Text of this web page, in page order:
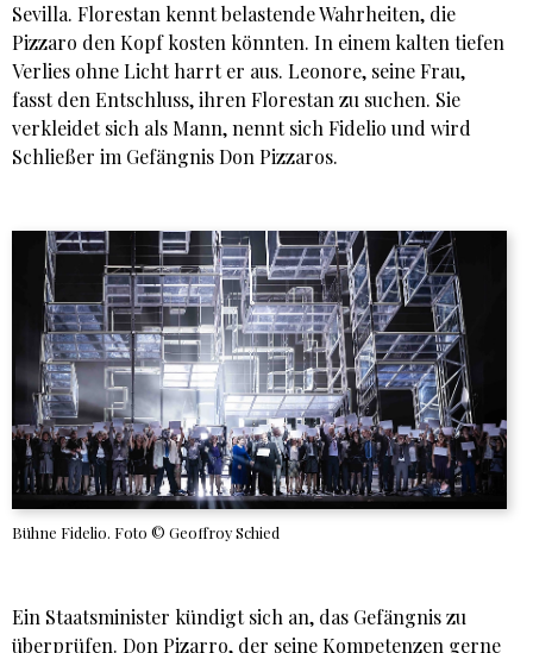
Sevilla. Florestan kennt belastende Wahrheiten, die
Pizzaro den Kopf kosten könnten. In einem kalten tiefen
Verlies ohne Licht harrt er aus. Leonore, seine Frau,
fasst den Entschluss, ihren Florestan zu suchen. Sie
verkleidet sich als Mann, nennt sich Fidelio und wird
Schließer im Gefängnis Don Pizzaros.
Bühne Fidelio. Foto © Geoffroy Schied
Ein Staatsminister kündigt sich an, das Gefängnis zu
überprüfen. Don Pizarro, der seine Kompetenzen gerne